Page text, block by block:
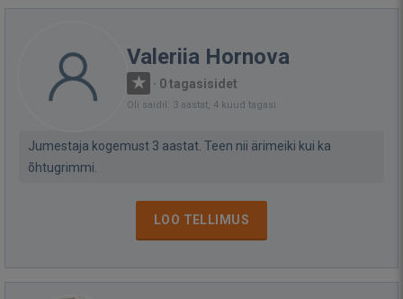
Valeriia Hornova
· 0 tagasisidet
Oli saidil: 3 aastat, 4 kuud tagasi
Jumestaja kogemust 3 aastat. Teen nii ärimeiki kui ka
õhtugrimmi.
LOO TELLIMUS